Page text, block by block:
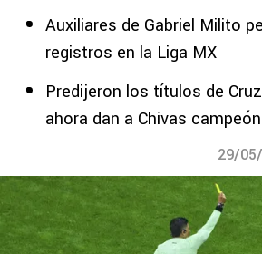
Auxiliares de Gabriel Milito
registros en la Liga MX
Predijeron los títulos de
ahora dan a Chivas campeón
29/